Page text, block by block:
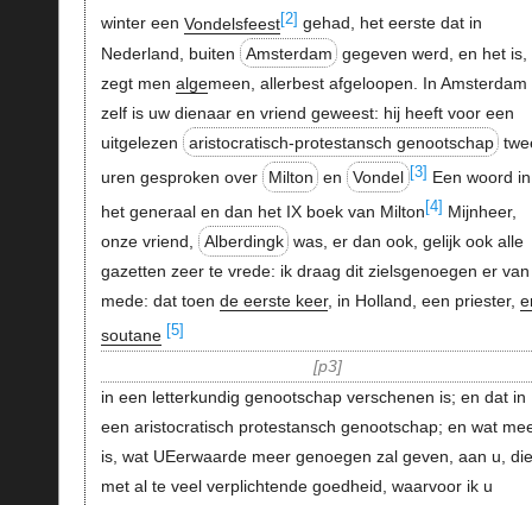
winter een Vondelsfeest[2] gehad, het eerste dat in
Nederland, buiten
Amsterdam gegeven werd, en het is,
zegt men algemeen, allerbest afgeloopen. In Amsterdam
zelf is uw dienaar en vriend geweest: hij heeft voor een
uitgelezen
aristocratisch-protestansch genootschap
uren gesproken over
Milton en Vondel [3] Een woord in
het generaal en dan het IX boek van Milton [4] Mijnheer,
onze vriend,
Alberdingk was, er dan ook, gelijk ook alle
gazetten zeer te vrede: ik draag dit zielsgenoegen er van
mede: dat toen de eerste keer, in Holland, een priester,
soutane [5]
p3
in een letterkundig genootschap verschenen is; en dat in
een aristocratisch protestansch genootschap; en wat
is, wat UEerwaarde meer genoegen zal geven, aan u, die
met al te veel verplichtende goedheid, waarvoor ik u